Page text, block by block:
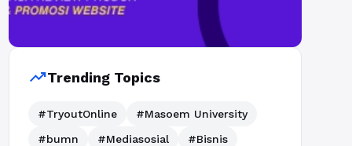
trending_upTrending Topics
#TryoutOnline
#Masoem University
#bumn
#Mediasosial
#Bisnis